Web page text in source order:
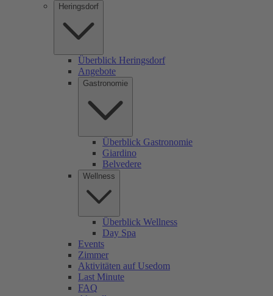
Heringsdorf
Überblick Heringsdorf
Angebote
Gastronomie
Überblick Gastronomie
Giardino
Belvedere
Wellness
Überblick Wellness
Day Spa
Events
Zimmer
Aktivitäten auf Usedom
Last Minute
FAQ